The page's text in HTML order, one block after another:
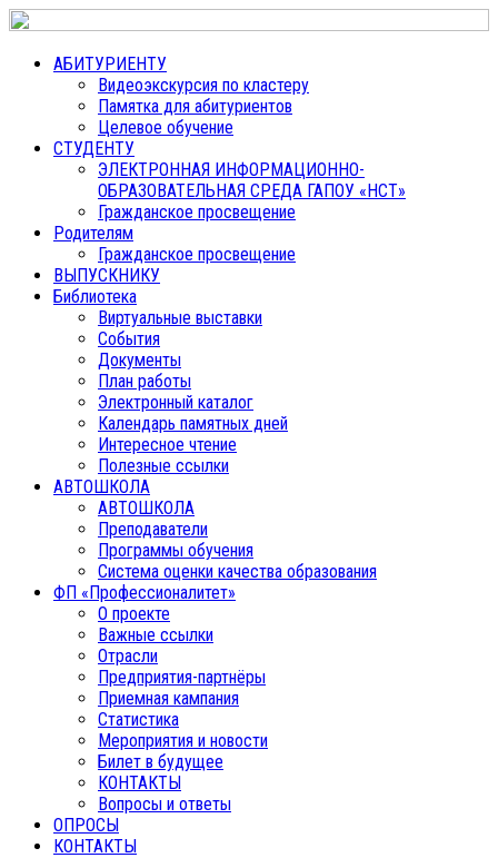
АБИТУРИЕНТУ
Видеоэкскурсия по кластеру
Памятка для абитуриентов
Целевое обучение
СТУДЕНТУ
ЭЛЕКТРОННАЯ ИНФОРМАЦИОННО-
ОБРАЗОВАТЕЛЬНАЯ СРЕДА ГАПОУ «НСТ»
Гражданское просвещение
Родителям
Гражданское просвещение
ВЫПУСКНИКУ
Библиотека
Виртуальные выставки
События
Документы
План работы
Электронный каталог
Календарь памятных дней
Интересное чтение
Полезные ссылки
АВТОШКОЛА
АВТОШКОЛА
Преподаватели
Программы обучения
Система оценки качества образования
ФП «Профессионалитет»
О проекте
Важные ссылки
Отрасли
Предприятия-партнёры
Приемная кампания
Статистика
Мероприятия и новости
Билет в будущее
КОНТАКТЫ
Вопросы и ответы
ОПРОСЫ
КОНТАКТЫ